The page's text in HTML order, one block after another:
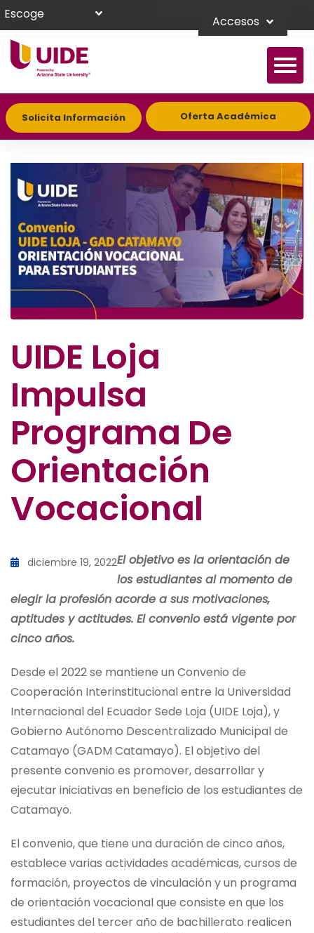
Escoge Accesos
Solicita Información Oferta Académica
UIDE Loja
Impulsa
Programa De
Orientación
Vocacional
diciembre 19, 2022El objetivo es la orientación de
los estudiantes al momento de
elegir la profesión acorde a sus motivaciones,
aptitudes y actitudes. El convenio está vigente por
cinco años.
Desde el 2022 se mantiene un Convenio de
Cooperación Interinstitucional entre la Universidad
Internacional del Ecuador Sede Loja (UIDE Loja), y
Gobierno Autónomo Descentralizado Municipal de
Catamayo (GADM Catamayo). El objetivo del
presente convenio es promover, desarrollar y
ejecutar iniciativas en beneficio de los estudiantes de
Catamayo.
El convenio, que tiene una duración de cinco años,
establece varias actividades académicas, cursos de
formación, proyectos de vinculación y un programa
de orientación vocacional que consiste en que los
estudiantes del tercer año de bachillerato realicen